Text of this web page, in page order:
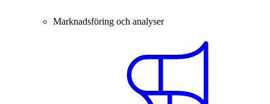
Marknadsföring och analyser